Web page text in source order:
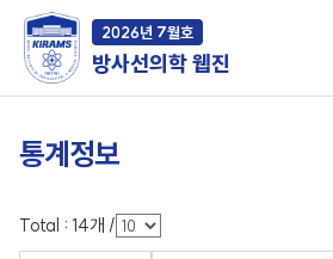
2026년 7월호
방사선의학 웹진
통계정보
Total : 14개 /